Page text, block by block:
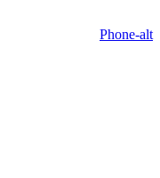
Phone-alt